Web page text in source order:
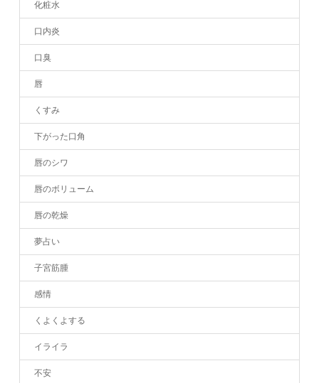
化粧水
口内炎
口臭
唇
くすみ
下がった口角
唇のシワ
唇のボリューム
唇の乾燥
夢占い
子宮筋腫
感情
くよくよする
イライラ
不安